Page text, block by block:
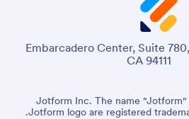
4 Embarcadero Center, Suite
CA 94111
© 2026 Jotform Inc. The name
Jotform logo are registered